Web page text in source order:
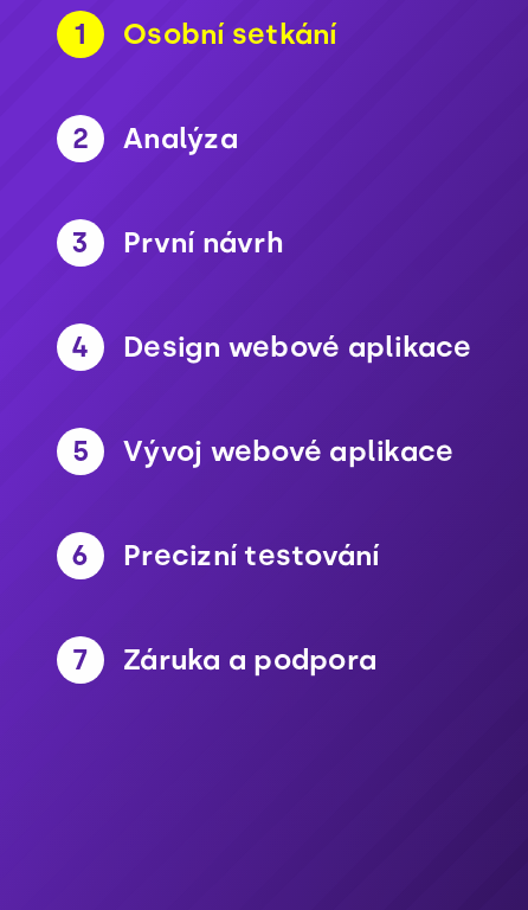
1 Osobní setkání
2 Analýza
3 První návrh
4 Design webové aplikace
5 Vývoj webové aplikace
6 Precizní testování
7 Záruka a podpora